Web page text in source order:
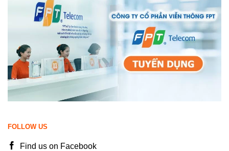
FOLLOW US
Find us on Facebook